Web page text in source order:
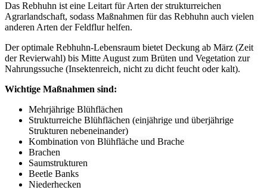
Das Rebhuhn ist eine Leitart für Arten der strukturreichen
Agrarlandschaft, sodass Maßnahmen für das Rebhuhn auch vielen
anderen Arten der Feldflur helfen.
Der optimale Rebhuhn-Lebensraum bietet Deckung ab März (Zeit
der Revierwahl) bis Mitte August zum Brüten und Vegetation zur
Nahrungssuche (Insektenreich, nicht zu dicht feucht oder kalt).
Wichtige Maßnahmen sind:
Mehrjährige Blühflächen
Strukturreiche Blühflächen (einjährige und überjährige
Strukturen nebeneinander)
Kombination von Blühfläche und Brache
Brachen
Saumstrukturen
Beetle Banks
Niederhecken